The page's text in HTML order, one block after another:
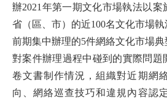
辦2021年第一期文化市場執法以案
省（區、市）的近100名文化市場
前期集中辦理的5件網絡文化市場典
對案件辦理過程中碰到的實際問題
卷文書制作情況，組織對近期網
向、網絡巡查技巧和違規內容認